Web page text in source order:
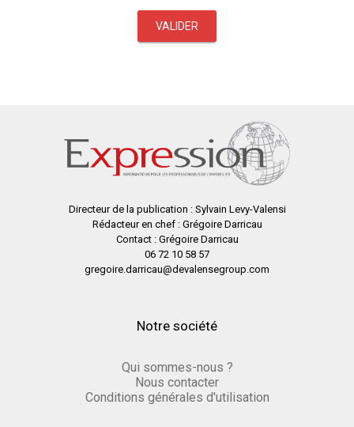
VALIDER
Directeur de la publication : Sylvain Levy-Valensi
Rédacteur en chef : Grégoire Darricau
Contact : Grégoire Darricau
06 72 10 58 57
gregoire.darricau@devalensegroup.com
Notre société
Qui sommes-nous ?
Nous contacter
Conditions générales d'utilisation